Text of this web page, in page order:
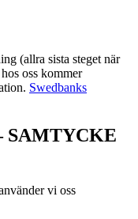
(allra sista steget när
oss kommer
Swedbanks
SAMTYCKE
vi oss